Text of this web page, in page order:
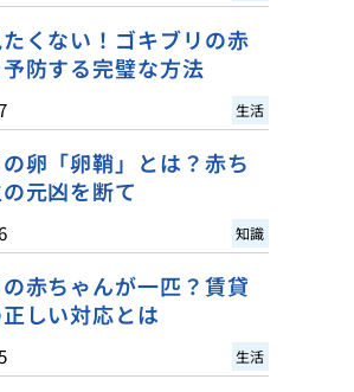
くない！ゴキブリの赤
防する完璧な方法
生活
卵「卵鞘」とは？赤ち
元凶を断て
知識
赤ちゃんが一匹？賃貸
しい対応とは
生活